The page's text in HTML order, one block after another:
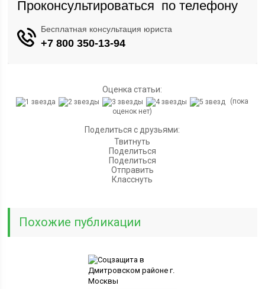
Оценка статьи:
(пока
оценок нет)
Поделиться с друзьями:
Твитнуть
Поделиться
Поделиться
Отправить
Класснуть
Похожие публикации